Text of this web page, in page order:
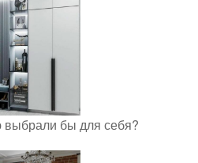
бы для себя?